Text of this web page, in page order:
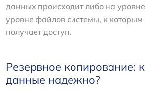
данных происходит либо на
уровне файлов системы, к которым
получает доступ.
Резервное копирование:
данные надежно?